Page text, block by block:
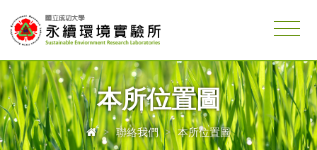
本所位置圖
> 聯絡我們 > 本所位置圖